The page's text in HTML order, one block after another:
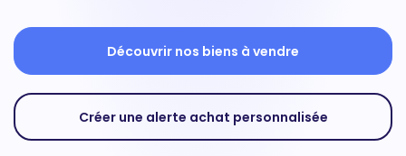
Découvrir nos biens à vendre
Créer une alerte achat personnalisée